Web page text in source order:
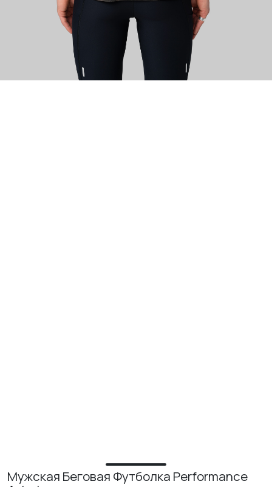
Мужская Беговая Футболка Performance